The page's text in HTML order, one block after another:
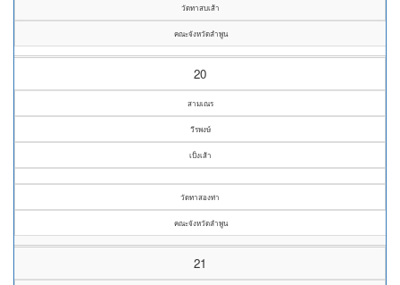
วัดทาสบเส้า
คณะจังหวัดลำพูน
20
สามเณร
วีรพงษ์
เป็งเส้า
วัดทาสองท่า
คณะจังหวัดลำพูน
21